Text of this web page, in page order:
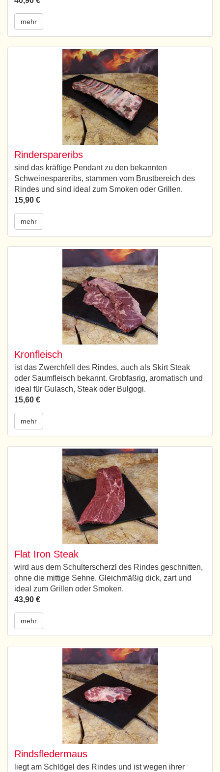
mehr
Rinderspareribs
sind das kräftige Pendant zu den bekannten
Schweinespareribs, stammen vom Brustbereich des
Rindes und sind ideal zum Smoken oder Grillen.
15,90 €
mehr
Kronfleisch
ist das Zwerchfell des Rindes, auch als Skirt Steak
oder Saumfleisch bekannt. Grobfasrig, aromatisch und
ideal für Gulasch, Steak oder Bulgogi.
15,60 €
mehr
Flat Iron Steak
wird aus dem Schulterscherzl des Rindes geschnitten,
ohne die mittige Sehne. Gleichmäßig dick, zart und
ideal zum Grillen oder Smoken.
43,90 €
mehr
Rindsfledermaus
liegt am Schlögel des Rindes und ist wegen ihrer